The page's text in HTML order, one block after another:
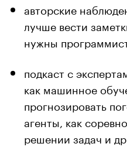
авторские
лучше вести
нужны
подкаст с
как машинное
прогнозировать
агенты, как
решении задач и